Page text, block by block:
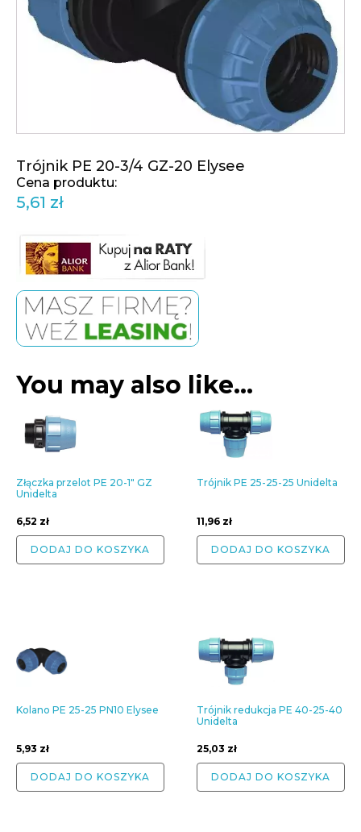
Trójnik PE 20-3/4 GZ-20 Elysee
5,61 zł
You may also like…
Złączka przelot PE 20-1" GZ
Unidelta
6,52 zł
DODAJ DO KOSZYKA
Trójnik PE 25-25-25 Unidelta
11,96 zł
DODAJ DO KOSZYKA
Kolano PE 25-25 PN10 Elysee
5,93 zł
DODAJ DO KOSZYKA
Trójnik redukcja PE 40-25-40
Unidelta
25,03 zł
DODAJ DO KOSZYKA